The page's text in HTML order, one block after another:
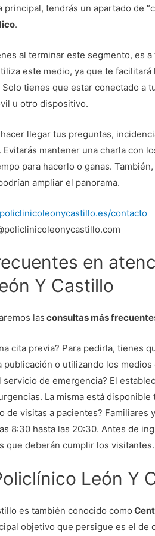
principal, tendrás un apartado de
.
al terminar este segmento, es
este medio, ya que te
tienes que estar conectado a
u otro dispositivo.
llegar tus preguntas,
Evitarás mantener una charla con
para hacerlo o ganas.
ampliar el panorama.
contacto
en
Y Castillo
las consultas más
cita previa? Para pedirla, tienes
publicación o utilizando los
servicio de emergencia? El
La misma está disponible
de visitas a pacientes? Familiares
8:30 hasta las 20:30. Antes de
que deberán cumplir los visitantes.
León Y
es también conocido como
objetivo que persigue es el de